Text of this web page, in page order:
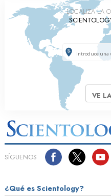
LOCALIZA LA
VE
SÍGUENOS
¿Qué es Scientology?